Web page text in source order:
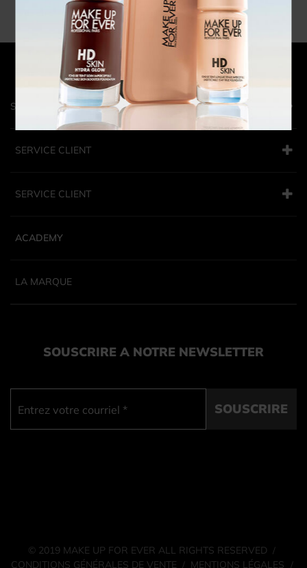
INSPIRATION
STORES
SERVICE CLIENT
SERVICE CLIENT
ACADEMY
LA MARQUE
SOUSCRIRE A NOTRE NEWSLETTER
SOUSCRIRE
© 2019 MAKE UP FOR EVER ALL RIGHTS RESERVED /
CONDITIONS GÉNÉRALES DE VENTE / MENTIONS LÉGALES /